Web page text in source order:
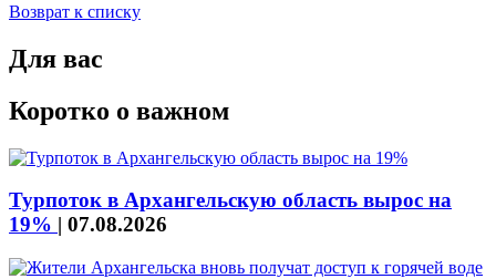
Возврат к списку
Для вас
Коротко о важном
Турпоток в Архангельскую область вырос на
19% | 07.08.2026